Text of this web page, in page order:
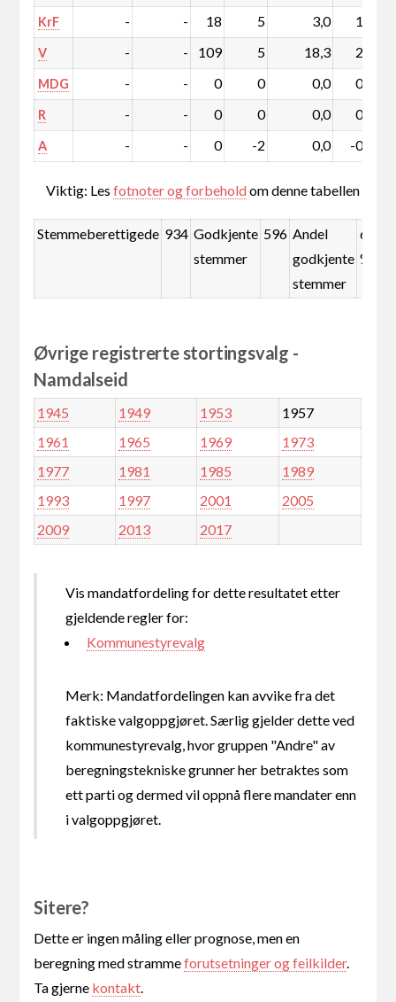
KrF - - 18 5 3,0 1,0
V - - 109 5 18,3 2,0
MDG - - 0 0 0,0 0,0
R - - 0 0 0,0 0,0
A - - 0 -2 0,0 -0,3
Viktig: Lesfotnoter og forbeholdom denne tabellen
Stemmeberettigede 934 Godkjente
stemmer
596 Andel
godkjente
stemmer
63,8
%
Øvrige registrerte stortingsvalg -
Namdalseid
1945 1949 1953
1957
1961
1965 1969
1973
1977
1981 1985
1989
1993
1997 2001
2005
2009
2013 2017
Vis mandatfordeling for dette resultatet etter
gjeldende regler for:
Kommunestyrevalg
Merk: Mandatfordelingen kan avvike fra det
faktiske valgoppgjøret. Særlig gjelder dette ved
kommunestyrevalg, hvor gruppen "Andre" av
beregningstekniske grunner her betraktes som
ett parti og dermed vil oppnå flere mandater enn
i valgoppgjøret.
Sitere?
Dette er ingen måling eller prognose, men en
beregning med strammeforutsetninger og feilkilder.
Ta gjerne kontakt.